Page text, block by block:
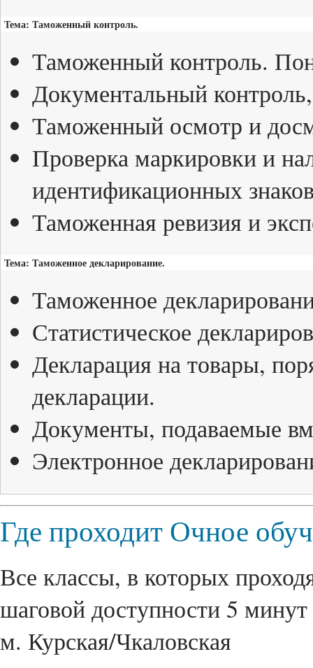
Тема: Таможенный контроль.
Таможенный контроль.
Документальный
Таможенный осмотр и
Проверка маркировки и
идентификационных
Таможенная ревизия и
Тема: Таможенное декларирование.
Таможенное
Статистическое
Декларация на товары,
декларации.
Документы, подаваемые
Электронное
Где проходит Очное
Все классы, в которых
шаговой доступности 5
м. Курская/Чкаловская